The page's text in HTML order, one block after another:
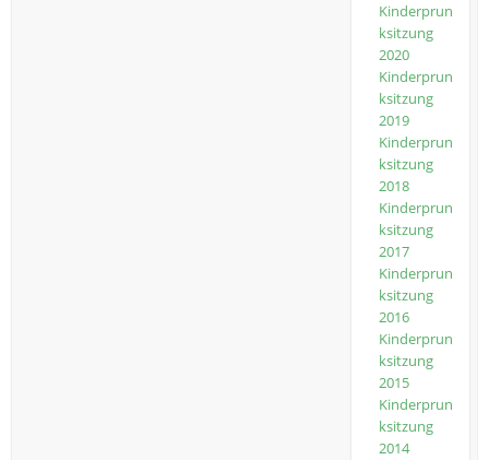
Kinderprun
ksitzung
2020
Kinderprun
ksitzung
2019
Kinderprun
ksitzung
2018
Kinderprun
ksitzung
2017
Kinderprun
ksitzung
2016
Kinderprun
ksitzung
2015
Kinderprun
ksitzung
2014